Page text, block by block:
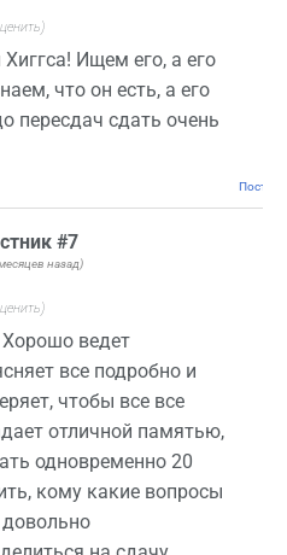
Ищем его, а его
что он есть, а его
пересдач сдать очень
#7
назад)
ведет
все подробно и
чтобы все все
отличной памятью,
одновременно 20
кому какие вопросы